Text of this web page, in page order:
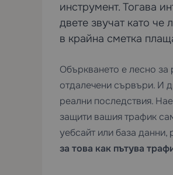
инструмент. Тогава
двете звучат като
в крайна сметка
Объркването е лесно за
отдалечени сървъри. И
реални последствия.
защити вашия трафик
уебсайт или база
за това как пътува